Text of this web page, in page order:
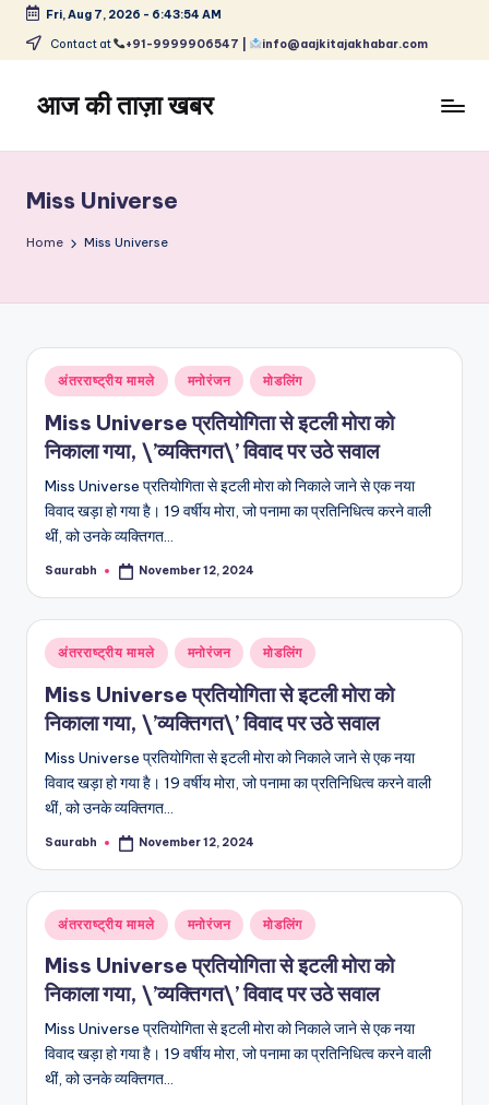
Skip
content
Fri, Aug 7, 2026 - 6:43:54 AM
Contact at +91-9999906547 | info@aajkitajakhabar.com
आज की ताज़ा खबर
ताज़ा
समाचार
–
और
विश्व
Miss Universe
Home Miss Universe
Posted
in
अंतरराष्ट्रीय मामले मनोरंजन मोडलिंग
Miss Universe प्रतियोगिता से इटली मोरा को
निकाला गया, \’व्यक्तिगत\’ विवाद पर उठे सवाल
Miss Universe प्रतियोगिता से इटली मोरा को निकाले जाने से एक नया
विवाद खड़ा हो गया है। 19 वर्षीय मोरा, जो पनामा का प्रतिनिधित्व करने वाली
थीं, को उनके व्यक्तिगत…
Posted
Saurabh November 12, 2024
Posted
in
अंतरराष्ट्रीय मामले मनोरंजन मोडलिंग
Miss Universe प्रतियोगिता से इटली मोरा को
निकाला गया, \’व्यक्तिगत\’ विवाद पर उठे सवाल
Miss Universe प्रतियोगिता से इटली मोरा को निकाले जाने से एक नया
विवाद खड़ा हो गया है। 19 वर्षीय मोरा, जो पनामा का प्रतिनिधित्व करने वाली
थीं, को उनके व्यक्तिगत…
Posted
Saurabh November 12, 2024
Posted
in
अंतरराष्ट्रीय मामले मनोरंजन मोडलिंग
Miss Universe प्रतियोगिता से इटली मोरा को
निकाला गया, \’व्यक्तिगत\’ विवाद पर उठे सवाल
Miss Universe प्रतियोगिता से इटली मोरा को निकाले जाने से एक नया
विवाद खड़ा हो गया है। 19 वर्षीय मोरा, जो पनामा का प्रतिनिधित्व करने वाली
थीं, को उनके व्यक्तिगत…